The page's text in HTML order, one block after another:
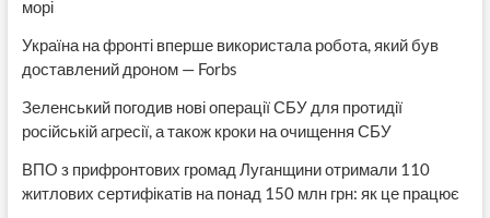
морі
Україна на фронті вперше використала робота, який був
доставлений дроном — Forbs
Зеленський погодив нові операції СБУ для протидії
російській агресії, а також кроки на очищення СБУ
ВПО з прифронтових громад Луганщини отримали 110
житлових сертифікатів на понад 150 млн грн: як це працює